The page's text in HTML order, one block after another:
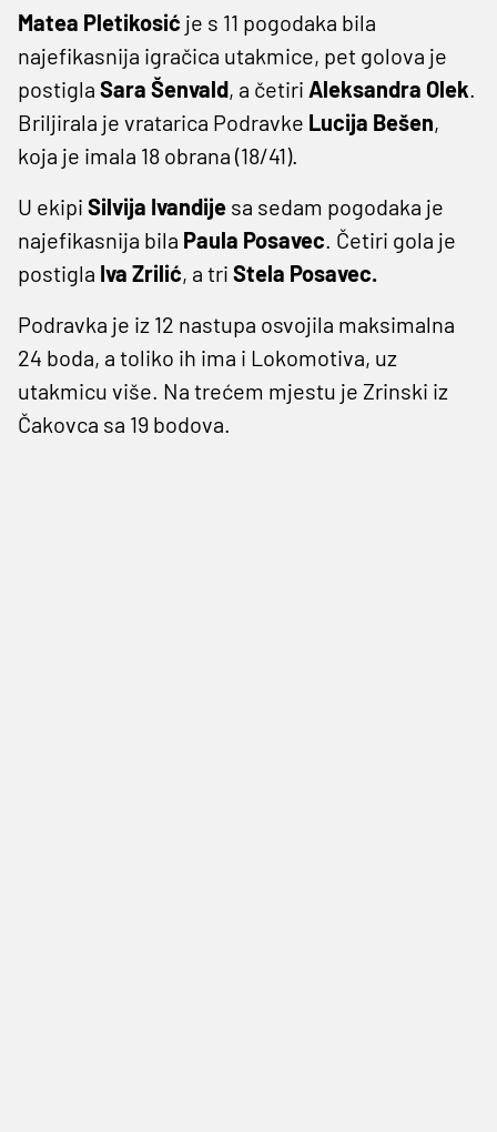
Matea Pletikosić je s 11 pogodaka bila
najefikasnija igračica utakmice, pet golova je
postigla Sara Šenvald, a četiri Aleksandra Olek.
Briljirala je vratarica Podravke Lucija Bešen,
koja je imala 18 obrana (18/41).
U ekipi Silvija Ivandije sa sedam pogodaka je
najefikasnija bila Paula Posavec. Četiri gola je
postigla Iva Zrilić, a tri Stela Posavec.
Podravka je iz 12 nastupa osvojila maksimalna
24 boda, a toliko ih ima i Lokomotiva, uz
utakmicu više. Na trećem mjestu je Zrinski iz
Čakovca sa 19 bodova.